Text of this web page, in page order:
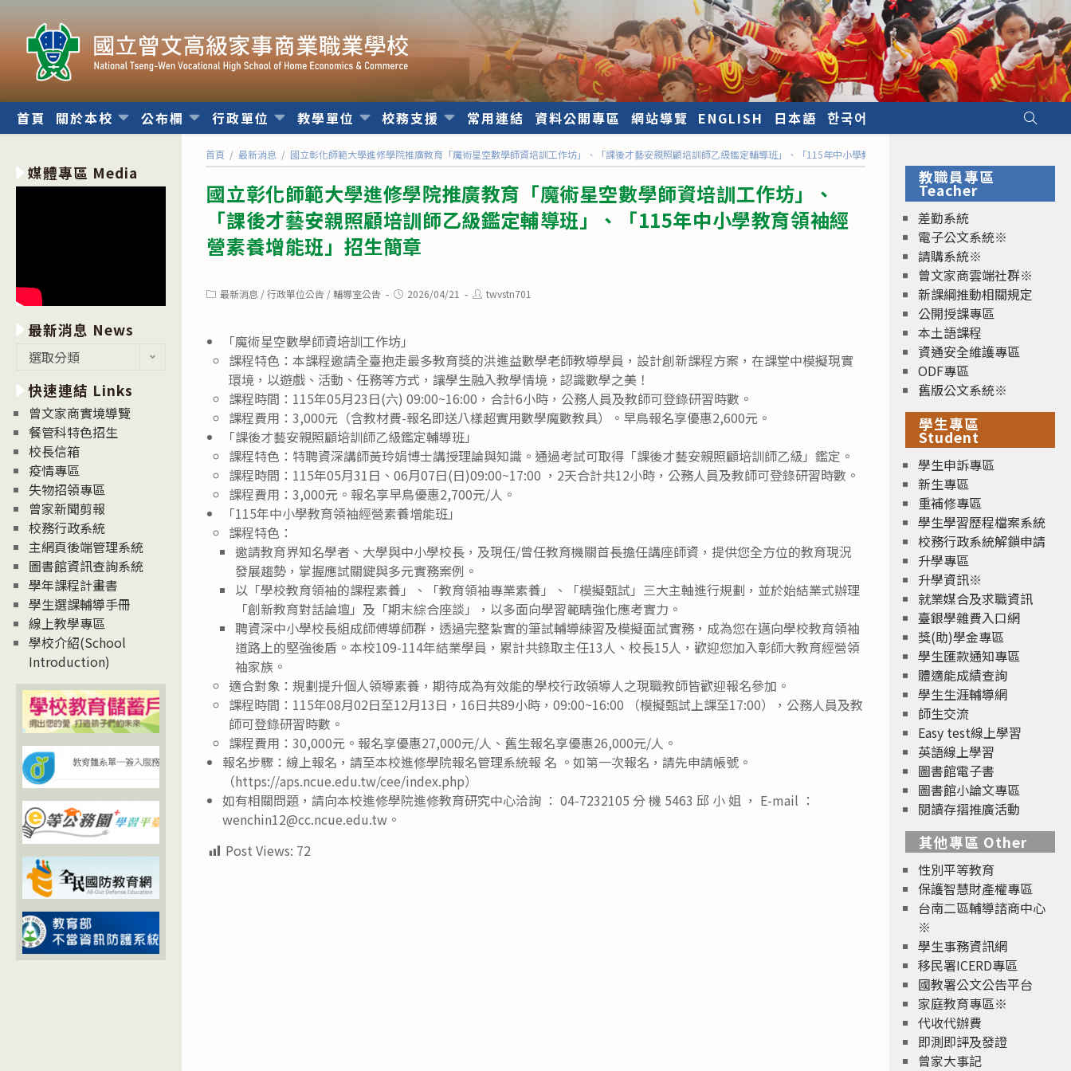
內
首頁 關於本校 公布欄 行政單位 教學單位 校務支援 常用連結 資料公開專區 網站導覽 ENGLISH 日本語 한국어
首頁 / 最新消息 / 國立彰化師範大學進修學院推廣教育「魔術星空數學師資培訓工作坊」、「課後才藝安親照顧培訓師乙級鑑定輔導班」、「115年中小學教育領袖經營素養增能班」招生簡章
國立彰化師範大學進修學院推廣教育「魔術星空數學師資培訓工作坊」、
「課後才藝安親照顧培訓師乙級鑑定輔導班」、「115年中小學教育領袖經
營素養增能班」招生簡章
Post最新消息 / 行政單位公告 / 輔導室公告
Post2026/04/21
Posttwvstn701
「魔術星空數學師資培訓工作坊」
課程特色：本課程邀請全臺抱走最多教育獎的洪進益數學老師教導學員，設計創新課程方案，在課堂中模擬現實
環境，以遊戲、活動、任務等方式，讓學生融入教學情境，認識數學之美！
課程時間：115年05月23日(六) 09:00~16:00，合計6小時，公務人員及教師可登錄研習時數。
課程費用：3,000元（含教材費-報名即送八樣超實用數學魔數教具）。早鳥報名享優惠2,600元。
「課後才藝安親照顧培訓師乙級鑑定輔導班」
課程特色：特聘資深講師黃玲娟博士講授理論與知識。通過考試可取得「課後才藝安親照顧培訓師乙級」鑑定。
課程時間：115年05月31日、06月07日(日)09:00~17:00 ，2天合計共12小時，公務人員及教師可登錄研習時數。
課程費用：3,000元。報名享早鳥優惠2,700元/人。
「115年中小學教育領袖經營素養增能班」
課程特色：
邀請教育界知名學者、大學與中小學校長，及現任/曾任教育機關首長擔任講座師資，提供您全方位的教育現況
發展趨勢，掌握應試關鍵與多元實務案例。
以「學校教育領袖的課程素養」、「教育領袖專業素養」、「模擬甄試」三大主軸進行規劃，並於始結業式辦理
「創新教育對話論壇」及「期末綜合座談」，以多面向學習範疇強化應考實力。
聘資深中小學校長組成師傅導師群，透過完整紮實的筆試輔導練習及模擬面試實務，成為您在邁向學校教育領袖
道路上的堅強後盾。本校109-114年結業學員，累計共錄取主任13人、校長15人，歡迎您加入彰師大教育經營領
袖家族。
適合對象：規劃提升個人領導素養，期待成為有效能的學校行政領導人之現職教師皆歡迎報名參加。
課程時間：115年08月02日至12月13日，16日共89小時，09:00~16:00 （模擬甄試上課至17:00），公務人員及教
師可登錄研習時數。
課程費用：30,000元。報名享優惠27,000元/人、舊生報名享優惠26,000元/人。
報名步驟：線上報名，請至本校進修學院報名管理系統報 名 。如第一次報名，請先申請帳號。
（https://aps.ncue.edu.tw/cee/index.php）
如有相關問題，請向本校進修學院進修教育研究中心洽詢 ： 04-7232105 分 機 5463 邱 小 姐 ， E-mail ：
wenchin12@cc.ncue.edu.tw。
Post Views: 72
媒體專區 Media
最新消息 News
消
息
News
選取分類
快速連結 Links
曾文家商實境導覽
餐管科特色招生
校長信箱
疫情專區
失物招領專區
曾家新聞剪報
校務行政系統
主網頁後端管理系統
圖書館資訊查詢系統
學年課程計畫書
學生選課輔導手冊
線上教學專區
學校介紹(School
Introduction)
教職員專區
Teacher
差勤系統
電子公文系統※
請購系統※
曾文家商雲端社群※
新課綱推動相關規定
公開授課專區
本土語課程
資通安全維護專區
ODF專區
舊版公文系統※
學生專區
Student
學生申訴專區
新生專區
重補修專區
學生學習歷程檔案系統
校務行政系統解鎖申請
升學專區
升學資訊※
就業媒合及求職資訊
臺銀學雜費入口網
獎(助)學金專區
學生匯款通知專區
體適能成績查詢
學生生涯輔導網
師生交流
Easy test線上學習
英語線上學習
圖書館電子書
圖書館小論文專區
閱讀存摺推廣活動
其他專區 Other
性別平等教育
保護智慧財產權專區
台南二區輔導諮商中心
※
學生事務資訊網
移民署ICERD專區
國教署公文公告平台
家庭教育專區※
代收代辦費
即測即評及發證
曾家大事記